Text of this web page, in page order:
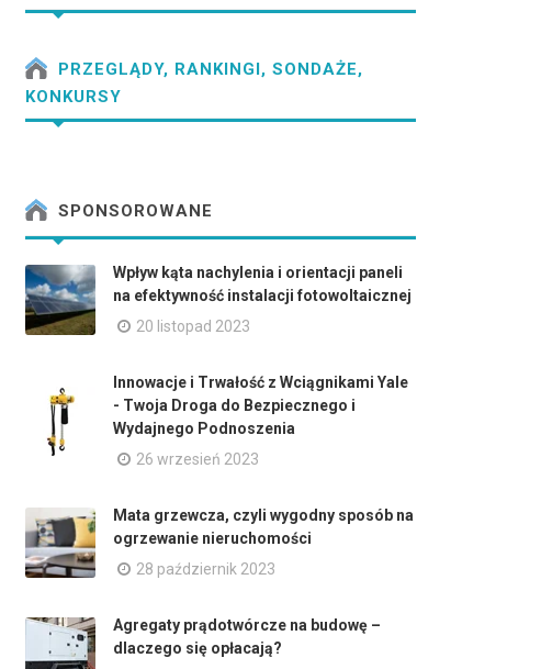
PRZEGLĄDY, RANKINGI, SONDAŻE,
KONKURSY
SPONSOROWANE
Wpływ kąta nachylenia i orientacji paneli
na efektywność instalacji fotowoltaicznej
20 listopad 2023
Innowacje i Trwałość z Wciągnikami Yale
- Twoja Droga do Bezpiecznego i
Wydajnego Podnoszenia
26 wrzesień 2023
Mata grzewcza, czyli wygodny sposób na
ogrzewanie nieruchomości
28 październik 2023
Agregaty prądotwórcze na budowę –
dlaczego się opłacają?